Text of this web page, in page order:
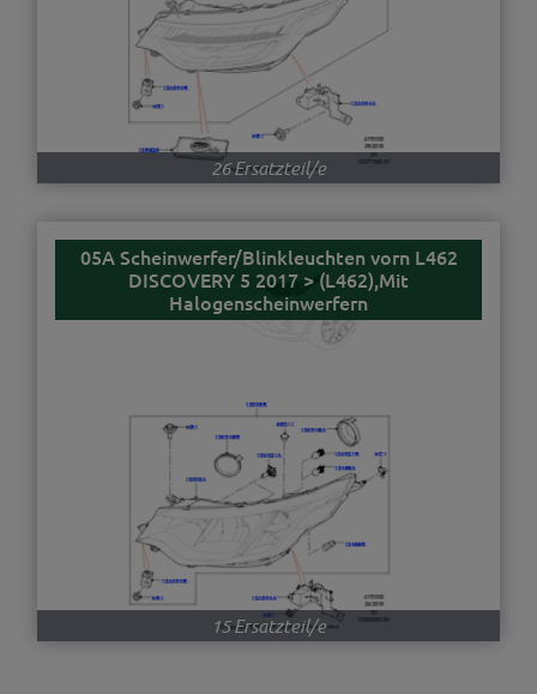
26 Ersatzteil/e
05A Scheinwerfer/Blinkleuchten vorn L462
DISCOVERY 5 2017 > (L462),Mit
Halogenscheinwerfern
15 Ersatzteil/e